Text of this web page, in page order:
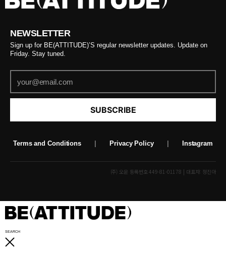
NEWSLETTER
Sign up for BE(ATTITUDE)’S regular newsletter updates. Update on
Friday. Stay tuned.
SUBSCRIBE
Terms and Conditions Privacy Policy Instagram
(주) 오운 등록번호 449-81-01178 | 대표자: 정진아
SEARCH